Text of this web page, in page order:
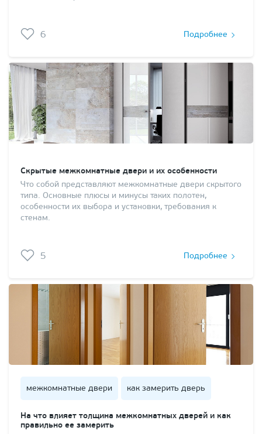
6 Подробнее
Скрытые межкомнатные двери и их особенности
Что собой представляют межкомнатные двери скрытого
типа. Основные плюсы и минусы таких полотен,
особенности их выбора и установки, требования к
стенам.
5 Подробнее
межкомнатные двери как замерить дверь
На что влияет толщина межкомнатных дверей и как
правильно ее замерить